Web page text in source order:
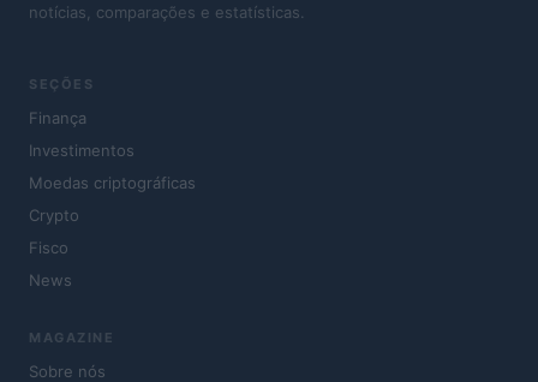
notícias, comparações e estatísticas.
SEÇÕES
Finança
Investimentos
Moedas criptográficas
Crypto
Fisco
News
MAGAZINE
Sobre nós